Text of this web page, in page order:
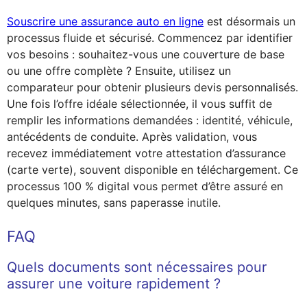
Souscrire une assurance auto en ligne est désormais un
processus fluide et sécurisé. Commencez par identifier
vos besoins : souhaitez-vous une couverture de base
ou une offre complète ? Ensuite, utilisez un
comparateur pour obtenir plusieurs devis personnalisés.
Une fois l’offre idéale sélectionnée, il vous suffit de
remplir les informations demandées : identité, véhicule,
antécédents de conduite. Après validation, vous
recevez immédiatement votre attestation d’assurance
(carte verte), souvent disponible en téléchargement. Ce
processus 100 % digital vous permet d’être assuré en
quelques minutes, sans paperasse inutile.
FAQ
Quels documents sont nécessaires pour
assurer une voiture rapidement ?